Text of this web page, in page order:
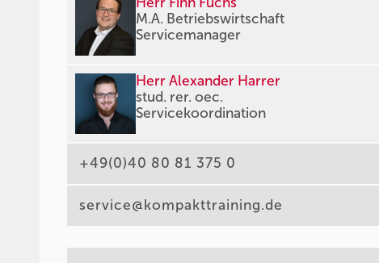
M.A. Betriebswirtschaft
Servicemanager
Herr Alexander Harrer
stud. rer. oec.
Servicekoordination
+49(0)40 80 81 375 0
service@kompakttraining.de